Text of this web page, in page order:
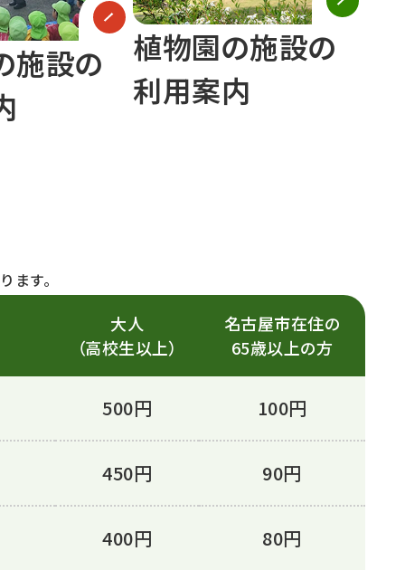
施設の
植物園の施設の
利用案内
す。
大人
（高校生以上）
名古屋市在住の
65歳以上の方
500円 100円
450円 90円
400円 80円